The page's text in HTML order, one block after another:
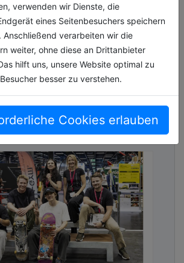
verwenden wir Dienste, die
eines Seitenbesuchers speichern
verarbeiten wir die
weiter, ohne diese an Drittanbieter
hilft uns, unsere Website optimal zu
besser zu verstehen.
Cookies erlauben
der Ausstellersuche und des
gibt die ORGATEC
Einblick in die kommende
Bereits jetzt zeichnet sic[...]
ca. 4 Minuten